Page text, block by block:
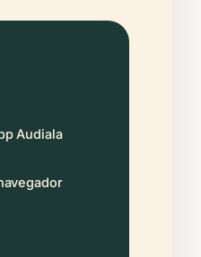
Audiala